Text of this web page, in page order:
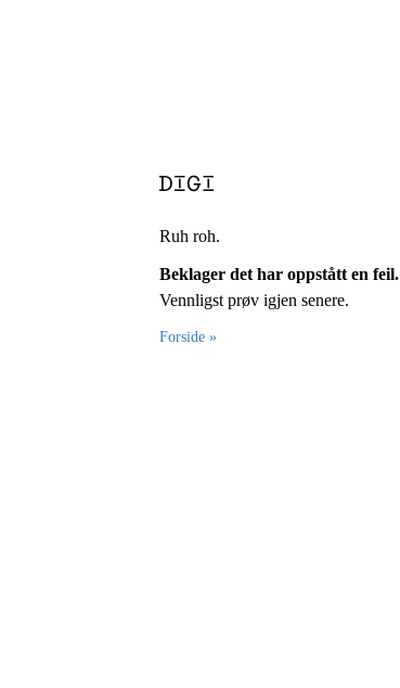
Ruh roh.
Beklager det har oppstått en feil.
Vennligst prøv igjen senere.
Forside »